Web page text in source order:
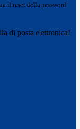
il reset della password
di posta elettronica!